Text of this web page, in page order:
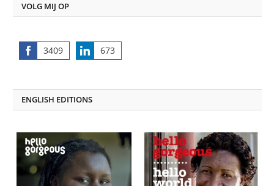
VOLG MIJ OP
3409
Share
673
Share
ENGLISH EDITIONS